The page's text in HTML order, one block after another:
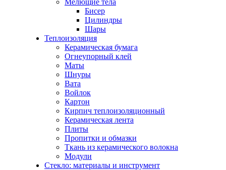
Мелющие тела
Бисер
Цилиндры
Шары
Теплоизоляция
Керамическая бумага
Огнеупорный клей
Маты
Шнуры
Вата
Войлок
Картон
Кирпич теплоизоляционный
Керамическая лента
Плиты
Пропитки и обмазки
Ткань из керамического волокна
Модули
Стекло: материалы и инструмент